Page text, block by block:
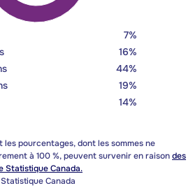
7%
16%
44%
19%
14%
pourcentages, dont les sommes ne
à 100 %, peuvent survenir en raisondes
Statistique Canada.
Canada